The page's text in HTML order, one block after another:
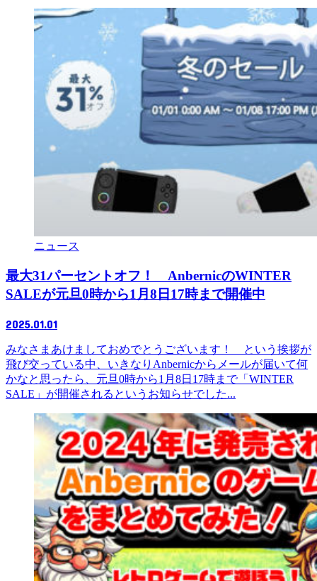
ニュース
最大31パーセントオフ！ AnbernicのWINTER
SALEが元旦0時から1月8日17時まで開催中
2025.01.01
みなさまあけましておめでとうございます！ という挨拶が
飛び交っている中、いきなりAnbernicからメールが届いて何
かなと思ったら、元旦0時から1月8日17時まで「WINTER
SALE」が開催されるというお知らせでした...